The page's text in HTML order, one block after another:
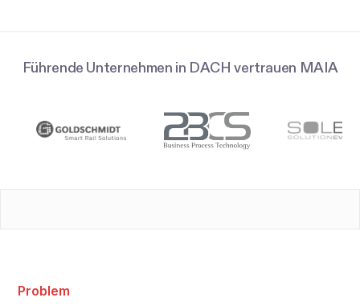
Führende Unternehmen in DACH vertrauen MAIA
Problem